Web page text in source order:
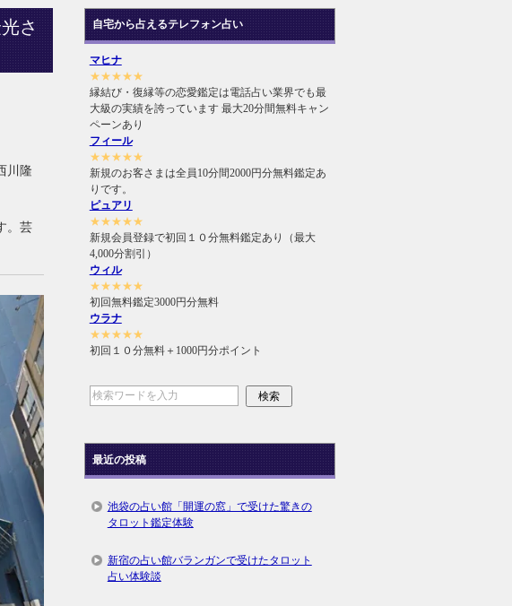
さ
川隆
。芸
自宅から占えるテレフォン占い
マヒナ
★★★★★
縁結び・復縁等の恋愛鑑定は電話占い業界でも最
大級の実績を誇っています 最大20分間無料キャン
ペーンあり
フィール
★★★★★
新規のお客さまは全員10分間2000円分無料鑑定あ
りです。
ピュアリ
★★★★★
新規会員登録で初回１０分無料鑑定あり（最大
4,000分割引）
ウィル
★★★★★
初回無料鑑定3000円分無料
ウラナ
★★★★★
初回１０分無料＋1000円分ポイント
最近の投稿
池袋の占い館「開運の窓」で受けた驚きの
タロット鑑定体験
新宿の占い館バランガンで受けたタロット
占い体験談